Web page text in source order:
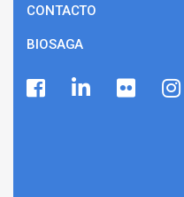
CONTACTO
BIOSAGA